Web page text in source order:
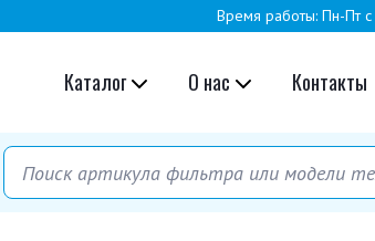
Время работы: Пн-Пт
Каталог О нас Контакты